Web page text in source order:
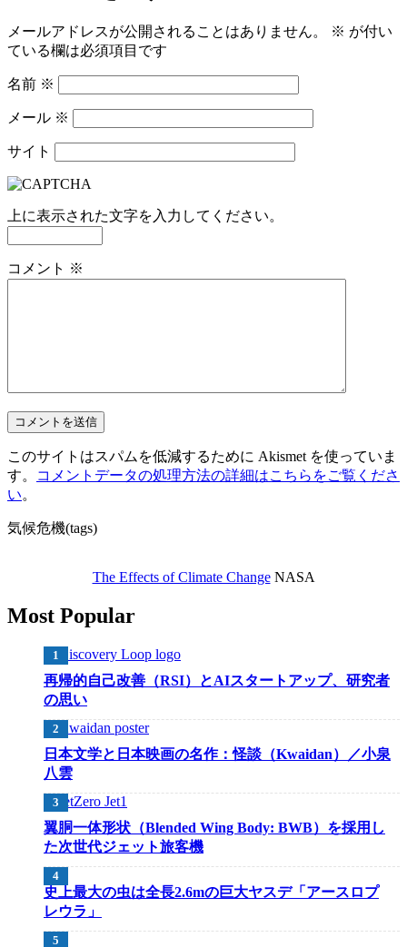
メールアドレスが公開されることはありません。 ※ が付い
ている欄は必須項目です
名前 ※
メール ※
サイト
上に表示された文字を入力してください。
コメント ※
このサイトはスパムを低減するために Akismet を使っていま
す。
コメントデータの処理方法の詳細はこちらをご覧くださ
い。
気候危機(tags)
The Effects of Climate ChangeNASA
Most Popular
再帰的自己改善（RSI）とAIスタートアップ、研究者
の思い
日本文学と日本映画の名作：怪談（Kwaidan）／小泉
八雲
翼胴一体形状（Blended Wing Body: BWB）を採用し
た次世代ジェット旅客機
史上最大の虫は全長2.6mの巨大ヤスデ「アースロプ
レウラ」